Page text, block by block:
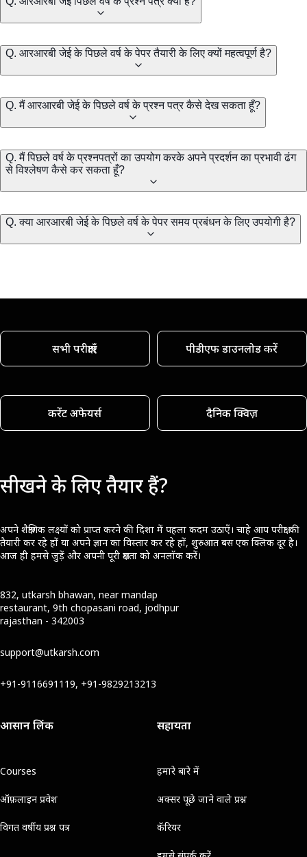
Q. आरआरबी जेई के पिछले वर्ष के पेपर तैयारी के लिए क्यों महत्वपूर्ण है?
Q. मैं आरआरबी जेई के पिछले वर्ष के प्रश्न पत्र कैसे देख सकता हूँ?
Q. मैं पिछले वर्ष के प्रश्नपत्रों का उपयोग करके अपने प्रदर्शन का प्रभावी ढंग
से विश्लेषण कैसे कर सकता हूँ?
Q. क्या आरआरबी जेई के पिछले वर्ष के पेपर समय प्रबंधन के लिए उपयोगी है?
सभी परीक्षाएँ पीडीएफ डाउनलोड करें
करेंट अफेयर्स दैनिक क्विज़
सीखने के लिए तैयार हैं?
अपने शैक्षणिक लक्ष्यों को प्राप्त करने की दिशा में पहला कदम उठाएँ। चाहे आप परीक्षा की
तैयारी कर रहे हों या अपने ज्ञान का विस्तार कर रहे हों, शुरुआत बस एक क्लिक दूर है।
आज ही हमसे जुड़ें और अपनी पूरी क्षमता को अनलॉक करें।
832, utkarsh bhawan, near mandap
restaurant, 9th chopasani road, jodhpur
rajasthan - 342003
support@utkarsh.com
+91-9116691119, +91-9829213213
आसान लिंक
Courses
ऑफ़लाइन प्रवेश
विगत वर्षीय प्रश्न पत्र
सहायता
हमारे बारे में
अक्सर पूछे जाने वाले प्रश्न
कॅरियर